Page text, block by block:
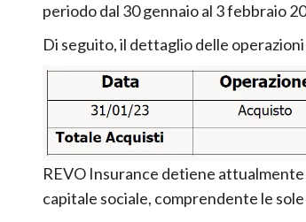
periodo dal 30 gennaio al 3 febbraio
Di seguito, il dettaglio delle
REVO Insurance detiene
capitale sociale, comprendente le